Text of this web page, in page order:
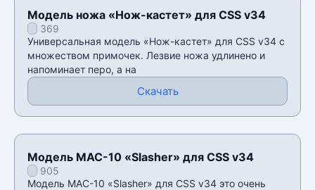
Модель ножа «Нож-кастет» для CSS v34
369
Универсальная модель «Нож-кастет» для CSS v34 с
множеством примочек. Лезвие ножа удлинено и
напоминает перо, а на
Скачать
Модель MAC-10 «Slasher» для CSS v34
905
Модель MAC-10 «Slasher» для CSS v34 это очень